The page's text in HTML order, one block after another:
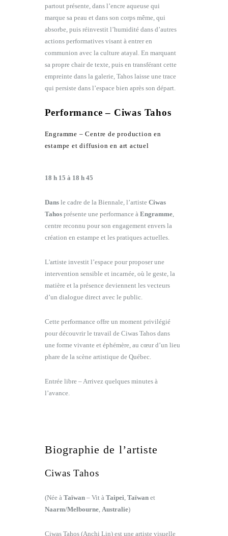
partout présente, dans l’encre aqueuse qui
marque sa peau et dans son corps même, qui
absorbe, puis réinvestit l’humidité dans d’autres
actions performatives visant à entrer en
communion avec la culture atayal. En marquant
sa propre chair de texte, puis en transférant cette
empreinte dans la galerie, Tahos laisse une trace
qui persiste dans l’espace bien après son départ.
Performance – Ciwas Tahos
Engramme – Centre de production en
estampe et diffusion en art actuel
18 h 15 à 18 h 45
Dansle cadre de la Biennale, l’artiste Ciwas
Tahosprésente une performance à Engramme,
centre reconnu pour son engagement envers la
création en estampe et les pratiques actuelles.
L'artiste investit l’espace pour proposer une
intervention sensible et incarnée, où le geste, la
matière et la présence deviennent les vecteurs
d’un dialogue direct avec le public.
Cette performance offre un moment privilégié
pour découvrir le travail de Ciwas Tahos dans
une forme vivante et éphémère, au cœur d’un lieu
phare de la scène artistique de Québec.
Entrée libre – Arrivez quelques minutes à
l’avance.
Biographie de l’artiste
Ciwas Tahos
(Née à Taïwan– Vit à Taipei Taïwanet
Naarm/Melbourne, Australie)
Ciwas Tahos (Anchi Lin) est une artiste visuelle